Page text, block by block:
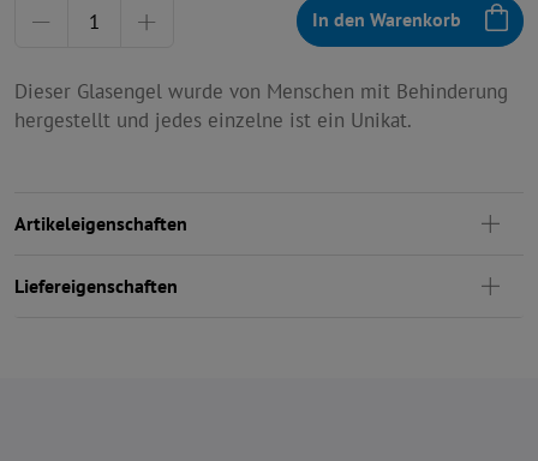
In den Warenkorb
Dieser Glasengel wurde von Menschen mit Behinderung
hergestellt und jedes einzelne ist ein Unikat.
Artikeleigenschaften
Liefereigenschaften